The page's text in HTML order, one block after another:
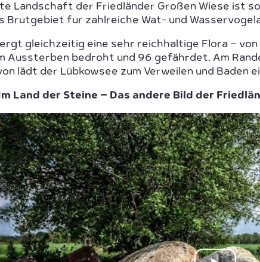
Landschaft der Friedländer Großen Wiese ist
Brutgebiet für zahlreiche Wat- und
gleichzeitig eine sehr reichhaltige Flora –
Aussterben bedroht und 96 gefährdet. Am
lädt der Lübkowsee zum Verweilen und Baden
Land der Steine – Das andere Bild der